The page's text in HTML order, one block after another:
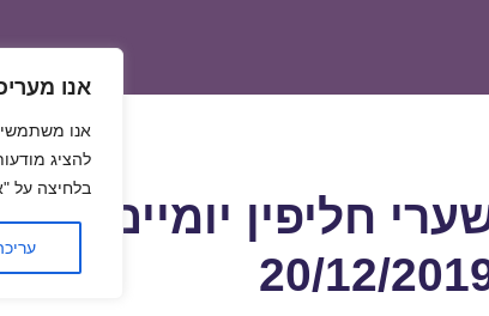
אנו
להציג
בלחיצה על
חליפין יומיים
20/12/